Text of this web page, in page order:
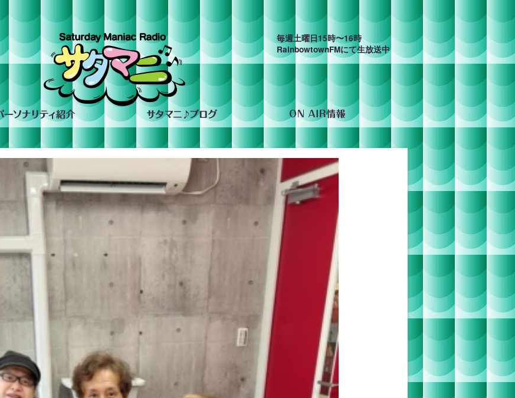
毎週土曜日15時〜16時
RainbowtownFMにて生放送中